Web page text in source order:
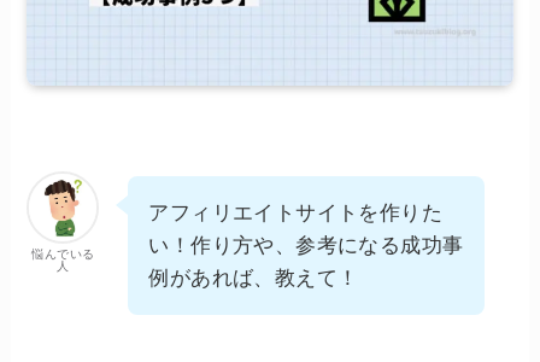
悩んでいる
人
アフィリエイトサイトを作りた
い！作り方や、参考になる成功事
例があれば、教えて！